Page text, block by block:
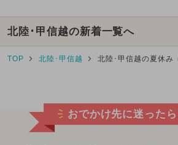
北陸･甲信越の新着一覧へ
TOP 北陸･甲信越 北陸･甲信越の夏休み
おでかけ先に迷ったら